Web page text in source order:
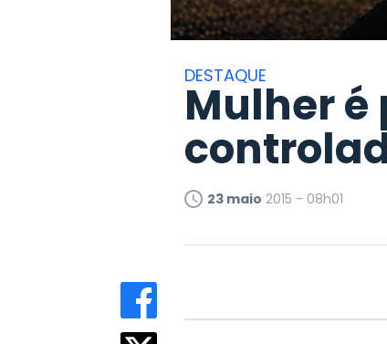
DESTAQUE
Mulher é
23 maio 2015 - 08h01